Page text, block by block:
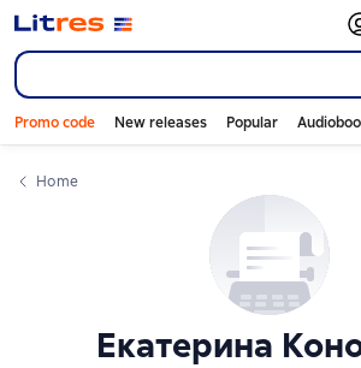
Promo code New releases Popular
Home
Екатерина
Слайдер с книгами
Слайдер с книгами